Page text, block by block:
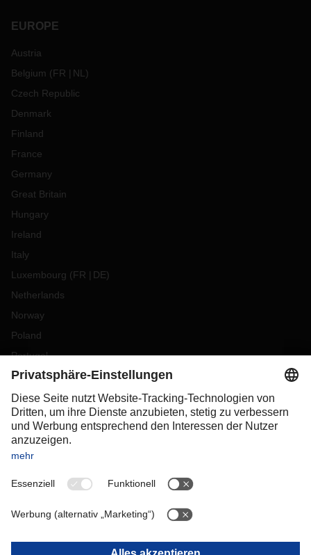
EUROPE
Austria
Belgium (FR NL )
Czech Republic
Denmark
Finland
France
Germany
Great Britain
Hungary
Ireland
Italy
Luxembourg (FR DE)
Netherlands
Norway
Poland
Portugal
Romania
Slovakia
Spain
Sweden
Switzerland
OCEANIA